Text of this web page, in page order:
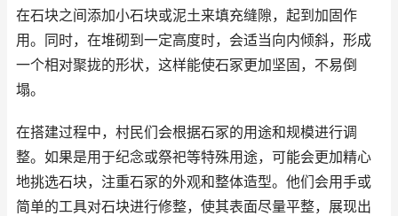
在石块之间添加小石块或泥土来填充缝隙，起到加固作
用。同时，在堆砌到一定高度时，会适当向内倾斜，形成
一个相对聚拢的形状，这样能使石冢更加坚固，不易倒
塌。
在搭建过程中，村民们会根据石冢的用途和规模进行调
整。如果是用于纪念或祭祀等特殊用途，可能会更加精心
地挑选石块，注重石冢的外观和整体造型。他们会用手或
简单的工具对石块进行修整，使其表面尽量平整，展现出